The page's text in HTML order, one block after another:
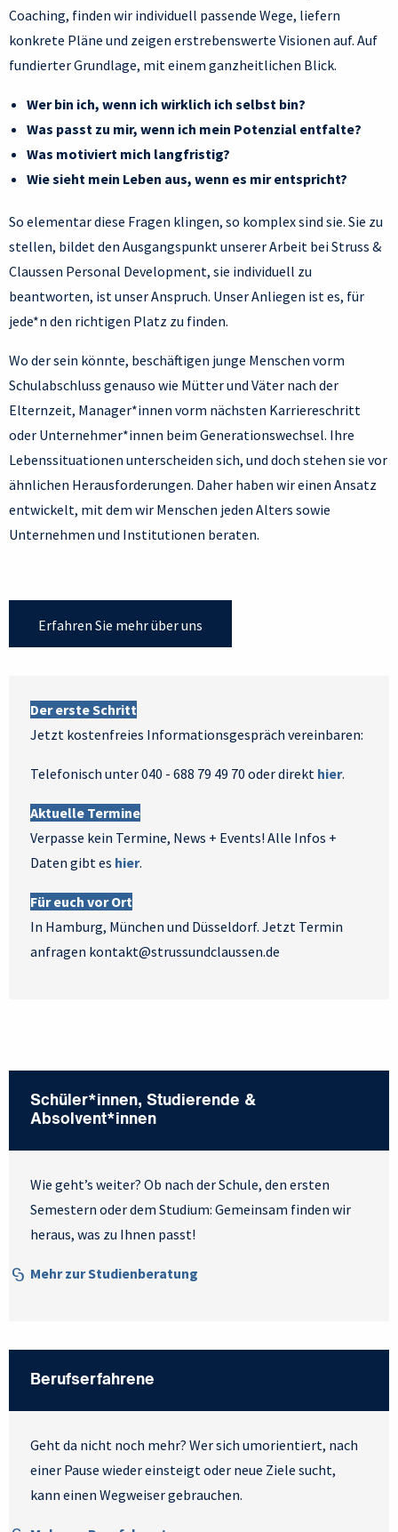
Coaching, finden wir individuell passende Wege, liefern
konkrete Pläne und zeigen erstrebenswerte Visionen auf. Auf
fundierter Grundlage, mit einem ganzheitlichen Blick.
Wer bin ich, wenn ich wirklich ich selbst bin?
Was passt zu mir, wenn ich mein Potenzial entfalte?
Was motiviert mich langfristig?
Wie sieht mein Leben aus, wenn es mir entspricht?
So elementar diese Fragen klingen, so komplex sind sie. Sie zu
stellen, bildet den Ausgangspunkt unserer Arbeit bei Struss &
Claussen Personal Development, sie individuell zu
beantworten, ist unser Anspruch. Unser Anliegen ist es, für
jede*n den richtigen Platz zu finden.
Wo der sein könnte, beschäftigen junge Menschen vorm
Schulabschluss genauso wie Mütter und Väter nach der
Elternzeit, Manager*innen vorm nächsten Karriereschritt
oder Unternehmer*innen beim Generationswechsel. Ihre
Lebenssituationen unterscheiden sich, und doch stehen sie vor
ähnlichen Herausforderungen. Daher haben wir einen Ansatz
entwickelt, mit dem wir Menschen jeden Alters sowie
Unternehmen und Institutionen beraten.
Erfahren Sie mehr über uns
Der erste Schritt
Jetzt kostenfreies Informationsgespräch vereinbaren:
Telefonisch unter 040 - 688 79 49 70 oder direkt hier.
Aktuelle Termine
Verpasse kein Termine, News + Events! Alle Infos +
Daten gibt es hier.
Für euch vor Ort
In Hamburg, München und Düsseldorf. Jetzt Termin
anfragen kontakt@strussundclaussen.de
Schüler*innen, Studierende &
Absolvent*innen
Wie geht’s weiter? Ob nach der Schule, den ersten
Semestern oder dem Studium: Gemeinsam finden wir
heraus, was zu Ihnen passt!
Mehr zur Studienberatung
Berufserfahrene
Geht da nicht noch mehr? Wer sich umorientiert, nach
einer Pause wieder einsteigt oder neue Ziele sucht,
kann einen Wegweiser gebrauchen.